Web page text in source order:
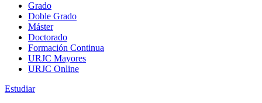
Grado
Doble Grado
Máster
Doctorado
Formación Continua
URJC Mayores
URJC Online
Estudiar